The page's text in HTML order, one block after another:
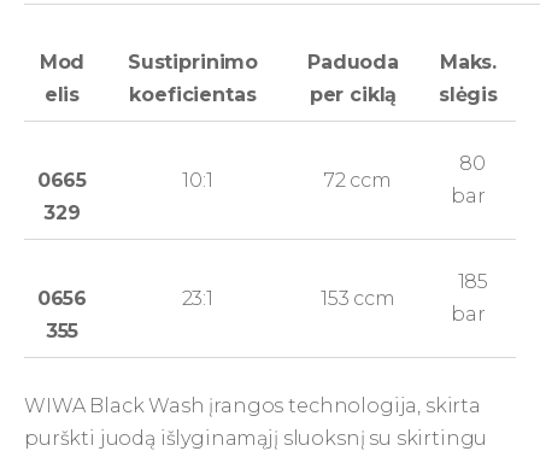
Mod
elis
Sustiprinimo
koeficientas
Paduoda
per ciklą
Maks.
slėgis
0665
329
10:1 72 ccm
80
bar
0656
355
23:1 153 ccm
185
bar
WIWA Black Wash įrangos technologija, skirta
purškti juodą išlyginamąjį sluoksnį su skirtingu